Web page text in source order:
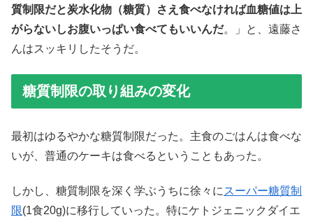
質制限だと炭水化物（糖質）さえ食べなければ血糖値は上
がらないしお腹いっぱい食べてもいいんだ。」と、遠藤さ
んはスッキリしたそうだ。
糖質制限の取り組みの変化
最初はゆるやかな糖質制限だった。主食のごはんは食べな
いが、普通のケーキは食べるということもあった。
しかし、糖質制限を深く学ぶうちに徐々に スーパー糖質制
限(1食20g)に移行していった。特にケトジェニックダイエ